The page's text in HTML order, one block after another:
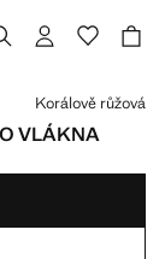
VLÁKNA
Korálově růžová